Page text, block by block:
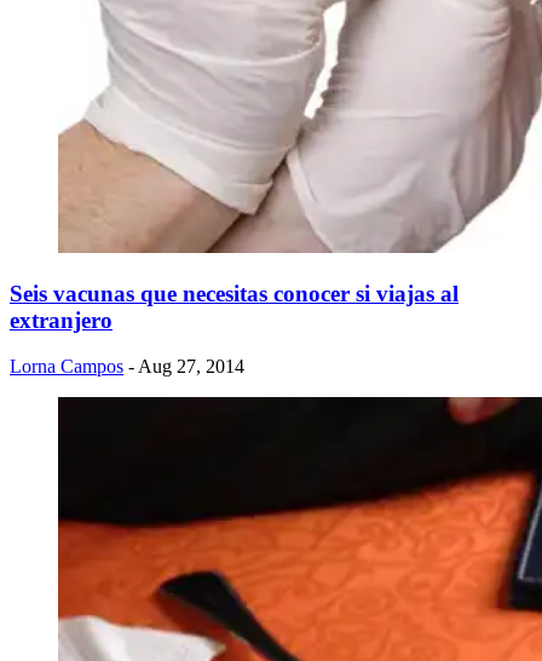
Seis vacunas que necesitas conocer si viajas al
extranjero
Lorna Campos - Aug 27, 2014